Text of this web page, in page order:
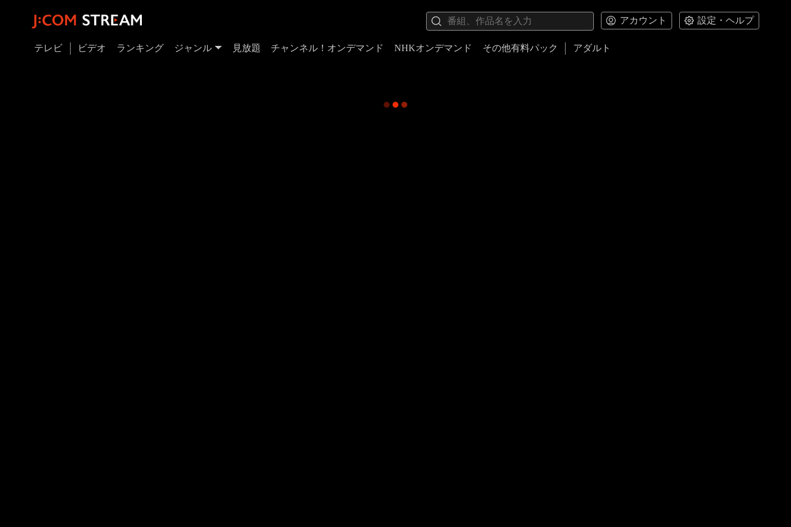
アカウント 設定・ヘルプ
テレビ ビデオ ランキング ジャンル 見放題 チャンネル！オンデマンド NHKオンデマンド その他有料パック アダルト